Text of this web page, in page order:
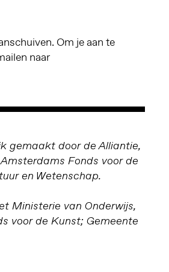
Om je aan te
naar
gemaakt door de Alliantie,
Fonds voor de
en Wetenschap.
Ministerie van Onderwijs,
voor de Kunst; Gemeente